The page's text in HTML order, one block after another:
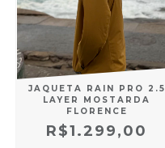
JAQUETA RAIN PRO 2.5
LAYER MOSTARDA
FLORENCE
R$1.299,00